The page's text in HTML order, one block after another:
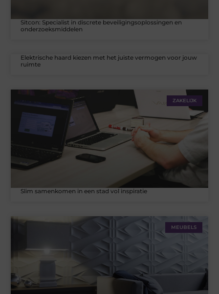
Sitcon: Specialist in discrete beveiligingsoplossingen en
onderzoeksmiddelen
Elektrische haard kiezen met het juiste vermogen voor jouw
ruimte
ZAKELIJK
Slim samenkomen in een stad vol inspiratie
MEUBELS